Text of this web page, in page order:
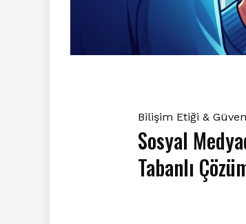
Bilişim Etiği &
Sosyal
Tabanlı